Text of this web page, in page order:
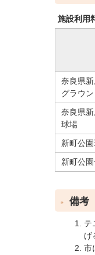
施設利用
奈良県
グラウン
奈良県
球場
新町公
新町公
備考
テ
げ
市